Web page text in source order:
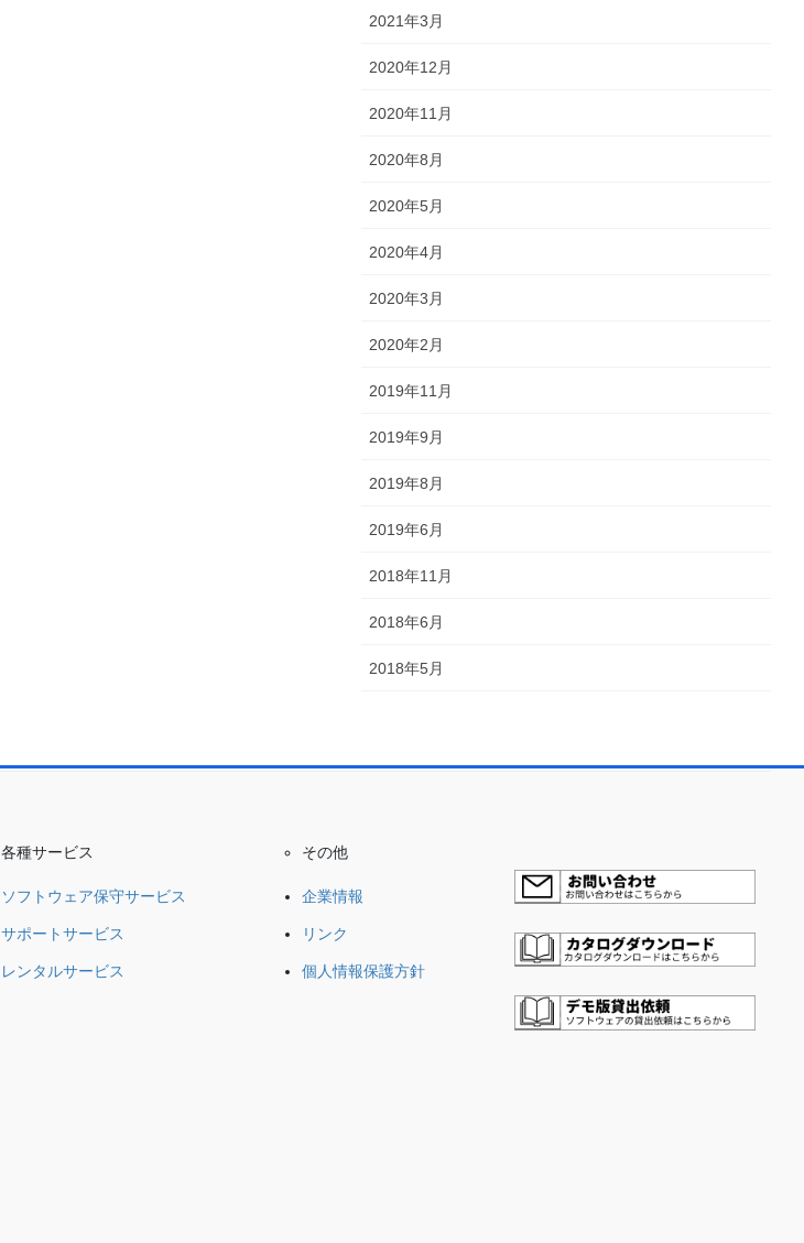
2021年3月
2020年12月
2020年11月
2020年8月
2020年5月
2020年4月
2020年3月
2020年2月
2019年11月
2019年9月
2019年8月
2019年6月
2018年11月
2018年6月
2018年5月
各種サービス
ソフトウェア保守サービス
サポートサービス
レンタルサービス
その他
企業情報
リンク
個人情報保護方針